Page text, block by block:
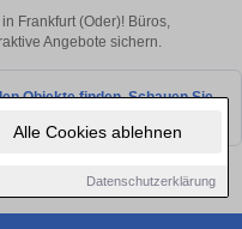
Alle Cookies ablehnen
Datenschutzerklärung
Frankfurt (Oder)! Büros,
Angebote sichern.
Objekte finden. Schauen Sie